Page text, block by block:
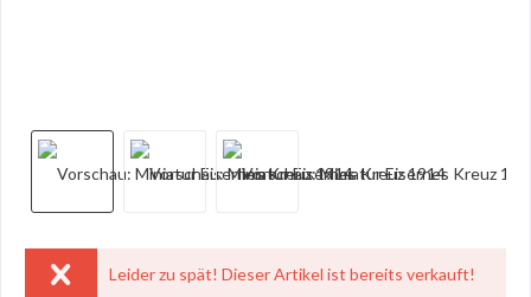
Leider zu spät! Dieser Artikel ist bereits verkauft!